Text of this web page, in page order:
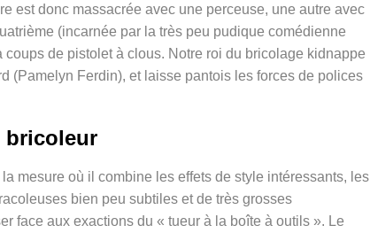
est donc massacrée avec une perceuse, une autre avec
(incarnée par la très peu pudique comédienne
de pistolet à clous. Notre roi du bricolage kidnappe
(Pamelyn Ferdin), et laisse pantois les forces de polices
bricoleur
mesure où il combine les effets de style intéressants, les
bien peu subtiles et de très grosses
face aux exactions du « tueur à la boîte à outils ». Le